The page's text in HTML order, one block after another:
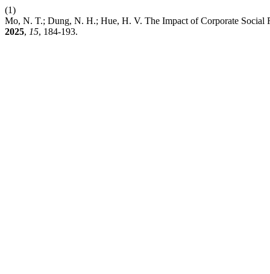
(1)
Mo, N. T.; Dung, N. H.; Hue, H. V. The Impact of Corporate Social
2025, 15, 184-193.